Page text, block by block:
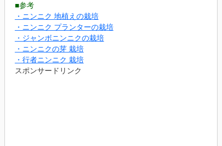
■参考
・ニンニク 地植えの栽培
・ニンニク プランターの栽培
・ジャンボニンニクの栽培
・ニンニクの芽 栽培
・行者ニンニク 栽培
スポンサードリンク